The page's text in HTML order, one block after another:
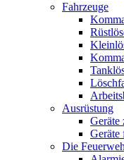
Fahrzeuge
Ausrüstung
Geräte
Geräte
Die